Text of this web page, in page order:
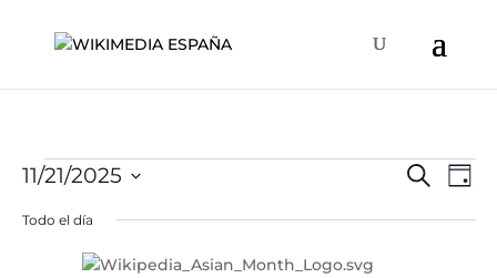
Eventos
en
Buscar
de
Día
11/21/2025
la
Todo el día